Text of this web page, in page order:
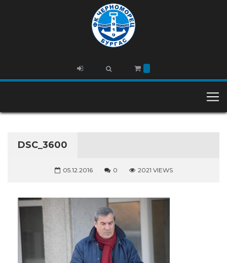
DSC_3600
05.12.2016 0 2021 VIEWS